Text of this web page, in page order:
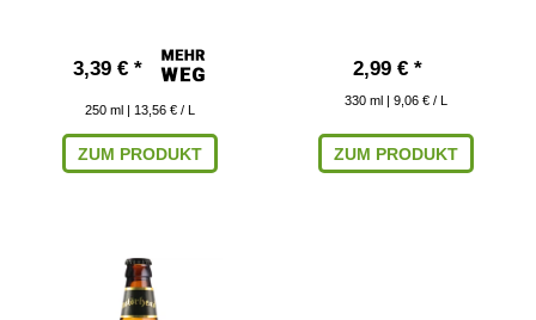
3,39 € *
250 ml | 13,56 € / L
ZUM PRODUKT
2,99 € *
330 ml | 9,06 € / L
ZUM PRODUKT